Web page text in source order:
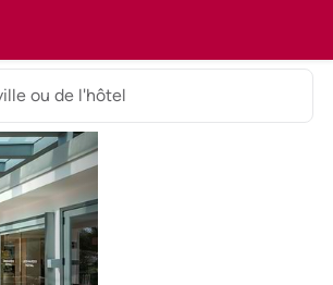
ou de l'hôtel